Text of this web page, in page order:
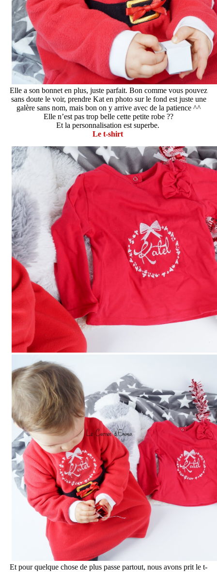
Elle a son bonnet en plus, juste parfait. Bon comme vous pouvez
sans doute le voir, prendre Kat en photo sur le fond est juste une
galère sans nom, mais bon on y arrive avec de la patience ^^
Elle n’est pas trop belle cette petite robe ??
Et la personnalisation est superbe.
Le t-shirt
Et pour quelque chose de plus passe partout, nous avons prit le t-